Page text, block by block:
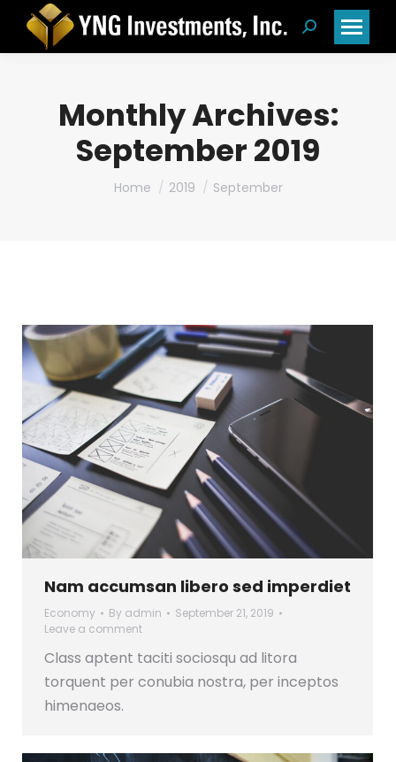
Search:
Monthly Archives:
September 2019
You are here:
Home 2019 September
Nam accumsan libero sed imperdiet
Economy By admin
September 21, 2019
Leave a comment
Class aptent taciti sociosqu ad litora
torquent per conubia nostra, per inceptos
himenaeos.